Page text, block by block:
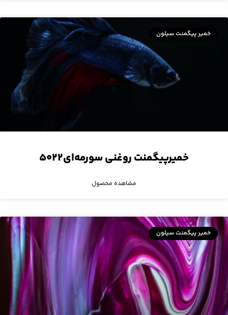
خمیر پیگمنت سیلون
خمیرپیگمنت روغنی سورمه‌ای۵۰۲۲
مشاهده محصول
خمیر پیگمنت سیلون